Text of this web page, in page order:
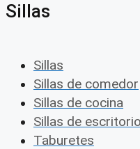
Sillas
Sillas
Sillas de comedor
Sillas de cocina
Sillas de escritorio
Taburetes